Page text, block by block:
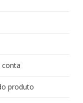
conta
produto